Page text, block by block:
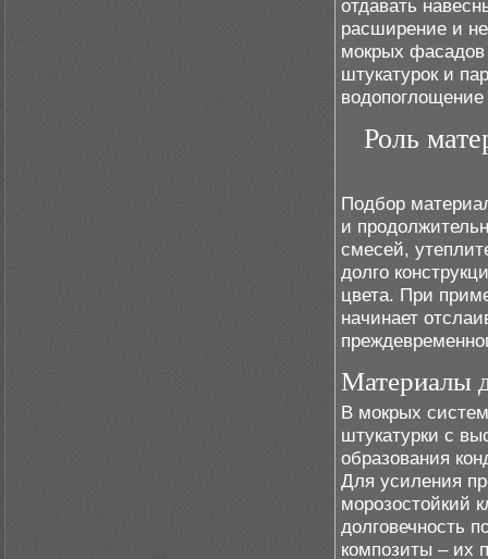
отдавать
расширение и
мокрых фасадов
штукатурок и
Роль
Подбор
и
смесей,
долго
цвета. При
начинает
Материалы
В мокрых
штукатурки с
образования
Для усиления
морозостойкий
долговечность
композиты – их